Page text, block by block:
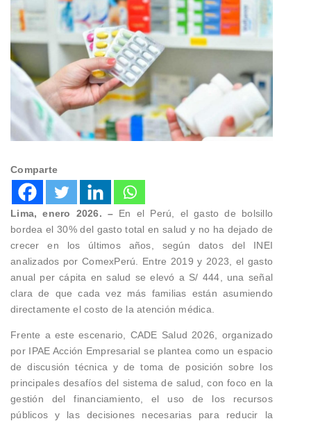
Comparte
Lima, enero 2026. – En el Perú, el gasto de bolsillo
bordea el 30% del gasto total en salud y no ha dejado de
crecer en los últimos años, según datos del INEI
analizados por ComexPerú. Entre 2019 y 2023, el gasto
anual per cápita en salud se elevó a S/ 444, una señal
clara de que cada vez más familias están asumiendo
directamente el costo de la atención médica.
Frente a este escenario, CADE Salud 2026, organizado
por IPAE Acción Empresarial se plantea como un espacio
de discusión técnica y de toma de posición sobre los
principales desafíos del sistema de salud, con foco en la
gestión del financiamiento, el uso de los recursos
públicos y las decisiones necesarias para reducir la